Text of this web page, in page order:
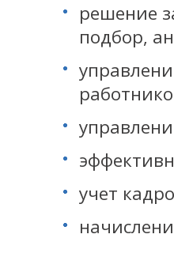
решение
подбор,
учет